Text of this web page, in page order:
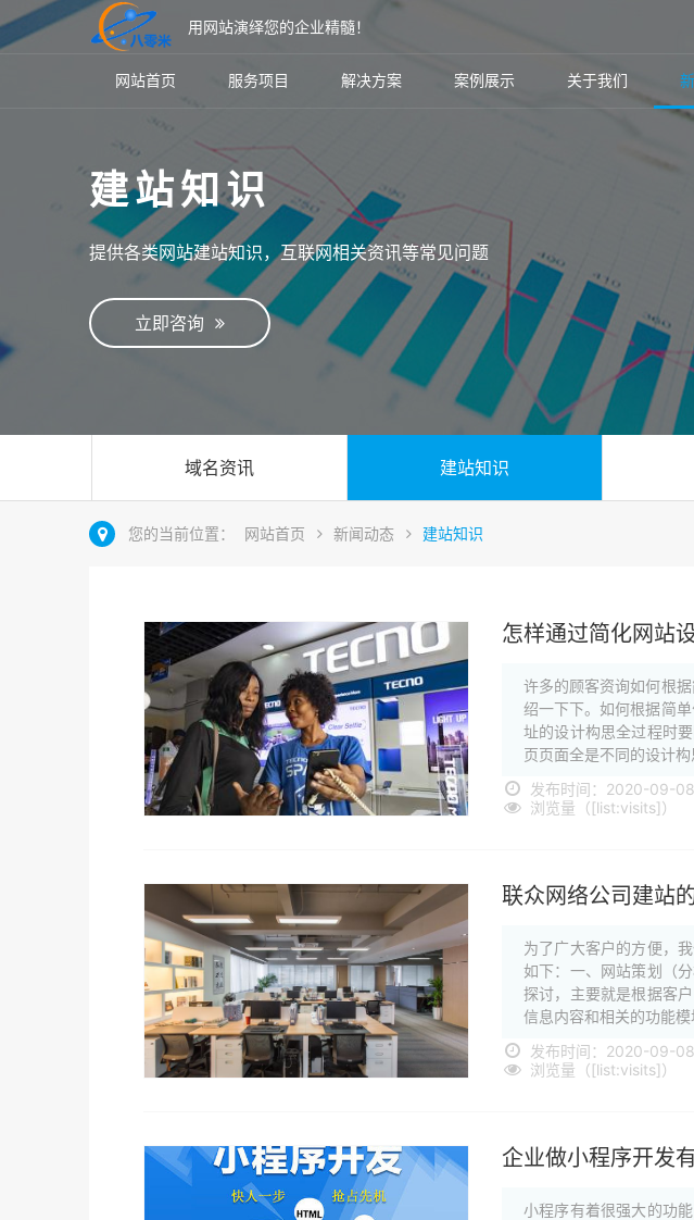
用网站演绎您的企业精髓！
网站首页 服务项目 解决方案 案例展示 关于我们
建站知识
提供各类网站建站知识，互联网相关资讯等常见问题
立即咨询
域名资讯 建站知识
您的当前位置： 网站首页 新闻动态 建站知识
怎样通过简化网站
许多的顾客资询如何根
绍一下下。如何根据简
址的设计构思全过程时
页页面全是不同的设计构
发布时间：2020-09-08
浏览量（[list:visits]）
联众网络公司建站
为了广大客户的方便，
如下：一、网站策划（
探讨，主要就是根据客
信息内容和相关的功能模
发布时间：2020-09-08
浏览量（[list:visits]）
企业做小程序开发
小程序有着很强大的功